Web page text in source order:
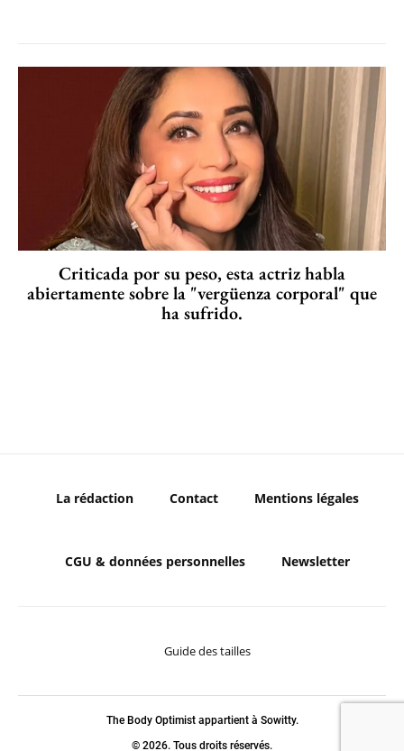
Criticada por su peso, esta actriz habla
abiertamente sobre la "vergüenza corporal" que
ha sufrido.
La rédaction Contact Mentions légales
CGU & données personnelles Newsletter
Guide des tailles
The Body Optimist appartient à Sowitty.
© 2026. Tous droits réservés.